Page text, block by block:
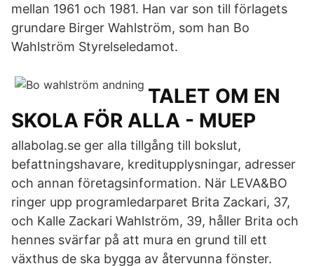
mellan 1961 och 1981. Han var son till förlagets
grundare Birger Wahlström, som han Bo
Wahlström Styrelseledamot.
TALET OM EN
SKOLA FÖR ALLA - MUEP
allabolag.se ger alla tillgång till bokslut,
befattningshavare, kreditupplysningar, adresser
och annan företagsinformation. När LEVA&BO
ringer upp programledarparet Brita Zackari, 37,
och Kalle Zackari Wahlström, 39, håller Brita och
hennes svärfar på att mura en grund till ett
växthus de ska bygga av återvunna fönster.